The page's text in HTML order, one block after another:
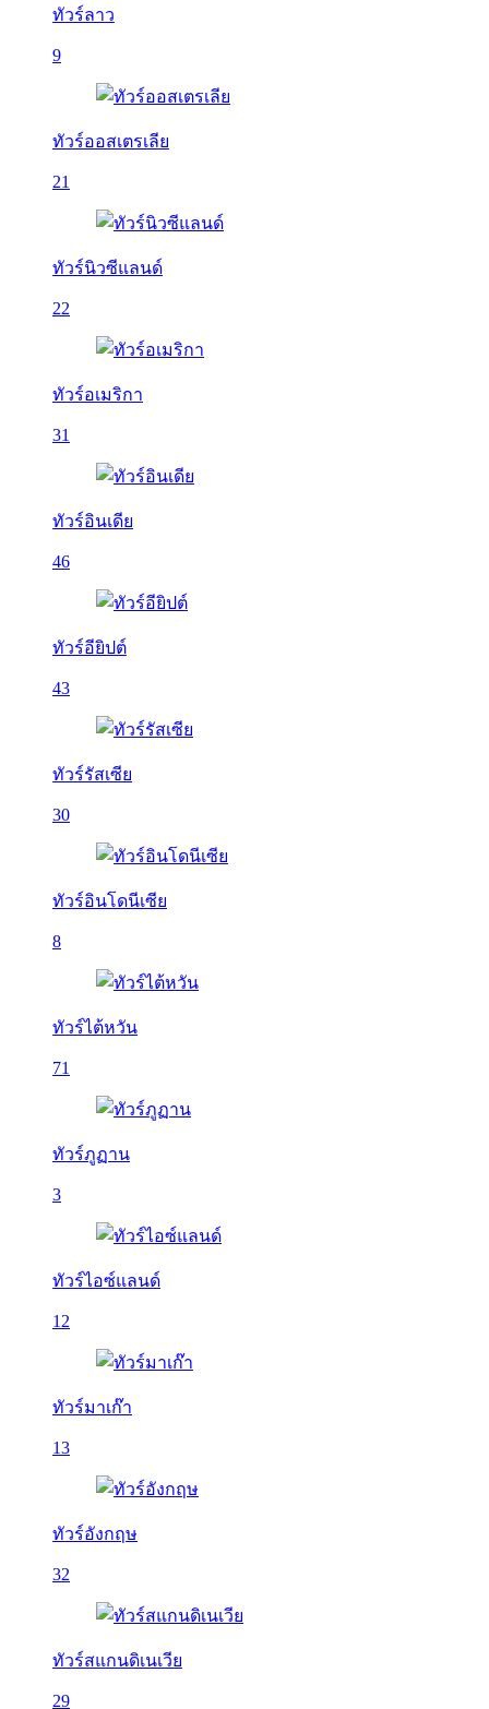
ทัวร์ลาว
9
ทัวร์ออสเตรเลีย
21
ทัวร์นิวซีแลนด์
22
ทัวร์อเมริกา
31
ทัวร์อินเดีย
46
ทัวร์อียิปต์
43
ทัวร์รัสเซีย
30
ทัวร์อินโดนีเซีย
8
ทัวร์ไต้หวัน
71
ทัวร์ภูฏาน
3
ทัวร์ไอซ์แลนด์
12
ทัวร์มาเก๊า
13
ทัวร์อังกฤษ
32
ทัวร์สแกนดิเนเวีย
29